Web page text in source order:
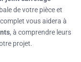
de votre pièce et
vous aidera à
, à comprendre leurs
projet.